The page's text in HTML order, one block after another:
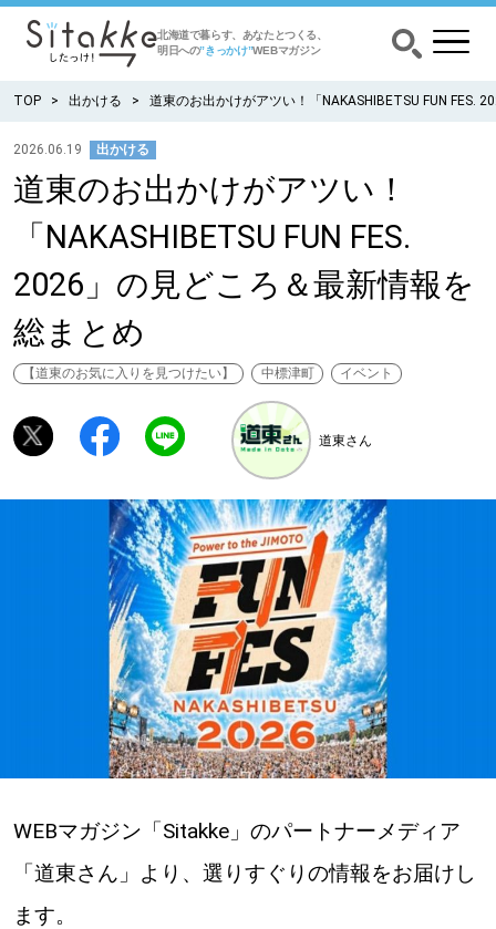
北海道で暮らす、あなたとつくる、
明日への”きっかけ”WEBマガジン
CATEGORY カテゴリー
食べる
暮らす
みがく
SitakkeTV
ローカルエリア
道北
TOP 出かける 道東のお出かけがアツい！「NAKASHIBETSU FUN FES.
2026.06.19 出かける
道東のお出かけがアツい！
「NAKASHIBETSU FUN FES.
2026」の見どころ＆最新情報を
総まとめ
【道東のお気に入りを見つけたい】 中標津町 イベント
道東さん
WEBマガジン「Sitakke」のパートナーメディア
「道東さん」より、選りすぐりの情報をお届けし
ます。